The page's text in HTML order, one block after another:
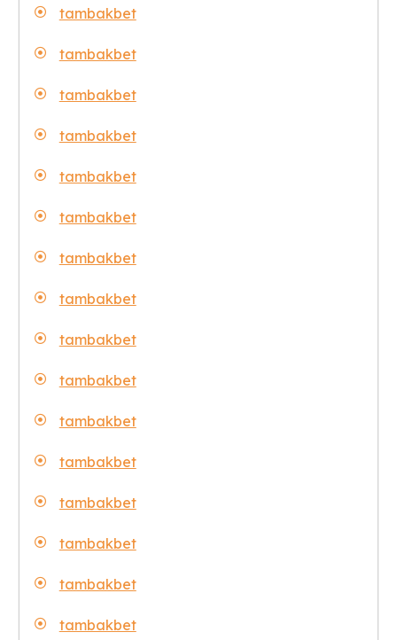
tambakbet
tambakbet
tambakbet
tambakbet
tambakbet
tambakbet
tambakbet
tambakbet
tambakbet
tambakbet
tambakbet
tambakbet
tambakbet
tambakbet
tambakbet
tambakbet